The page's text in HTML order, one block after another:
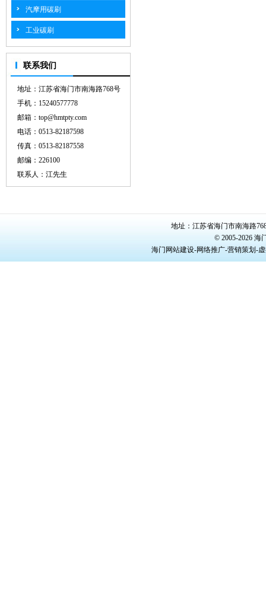
汽摩用碳刷
工业碳刷
联系我们
地址：江苏省海门市南海路768号
手机：15240577778
邮箱：top@hmtpty.com
电话：0513-82187598
传真：0513-82187558
邮编：226100
联系人：江先生
地址：江苏省海门市南海路
© 2005-2026
海门网站建设-网络推广-营销策划-